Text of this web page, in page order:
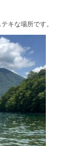
キな場所です。